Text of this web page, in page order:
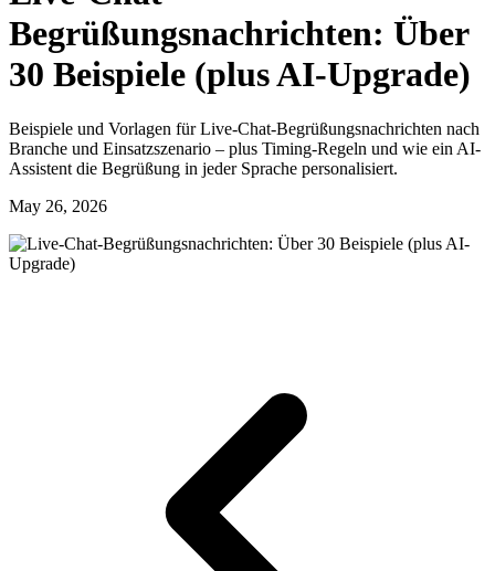
Begrüßungsnachrichten: Über
30 Beispiele (plus AI-Upgrade)
Beispiele und Vorlagen für Live-Chat-Begrüßungsnachrichten nach
Branche und Einsatzszenario – plus Timing-Regeln und wie ein AI-
Assistent die Begrüßung in jeder Sprache personalisiert.
May 26, 2026